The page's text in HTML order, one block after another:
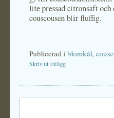
lite pressad citronsaft
couscousen blir fluffig.
Publicerad i blomkål,
Skriv ut inlägg